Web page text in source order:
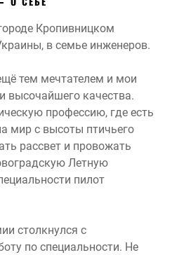
Кропивницком
в семье инженеров.
тем мечтателем и мои
высочайшего качества.
профессию, где есть
мир с высоты птичьего
рассвет и провожать
Летную
пилот
столкнулся с
по специальности. Не